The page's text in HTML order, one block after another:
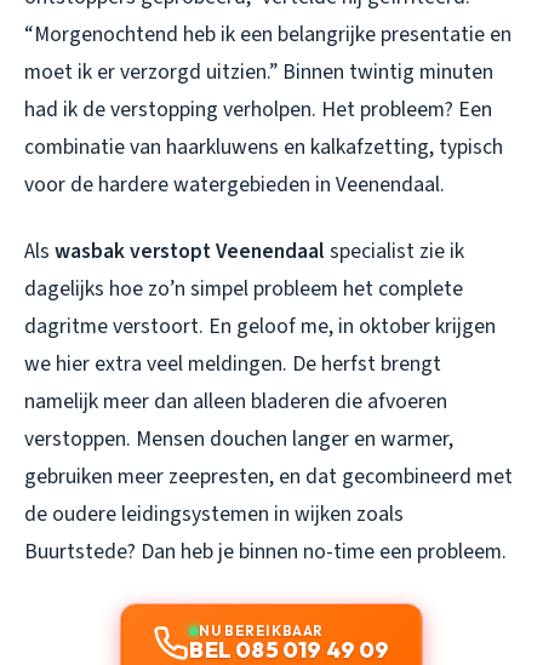
“Morgenochtend heb ik een belangrijke presentatie en
moet ik er verzorgd uitzien.” Binnen twintig minuten
had ik de verstopping verholpen. Het probleem? Een
combinatie van haarkluwens en kalkafzetting, typisch
voor de hardere watergebieden in Veenendaal.
Als wasbak verstopt Veenendaal specialist zie ik
dagelijks hoe zo’n simpel probleem het complete
dagritme verstoort. En geloof me, in oktober krijgen
we hier extra veel meldingen. De herfst brengt
namelijk meer dan alleen bladeren die afvoeren
verstoppen. Mensen douchen langer en warmer,
gebruiken meer zeepresten, en dat gecombineerd met
de oudere leidingsystemen in wijken zoals
Buurtstede? Dan heb je binnen no-time een probleem.
NU BEREIKBAAR
BEL 085 019 49 09